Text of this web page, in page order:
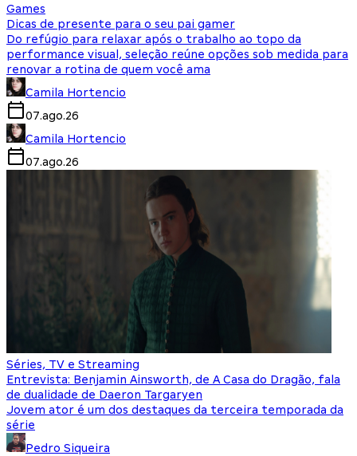
Games
Dicas de presente para o seu pai gamer
Do refúgio para relaxar após o trabalho ao topo da
performance visual, seleção reúne opções sob medida para
renovar a rotina de quem você ama
Camila Hortencio
07.ago.26
Camila Hortencio
07.ago.26
Séries, TV e Streaming
Entrevista: Benjamin Ainsworth, de A Casa do Dragão, fala
de dualidade de Daeron Targaryen
Jovem ator é um dos destaques da terceira temporada da
série
Pedro Siqueira